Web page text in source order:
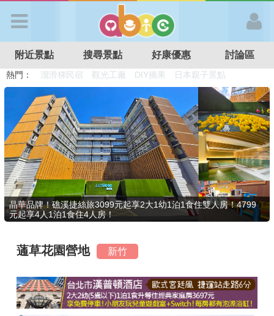
APP登入
首 頁
搜尋景點
好康優惠
最新消息
最新留言
商家合作
附近景點 搜尋景點 好康優惠 討論區
熱門： 溜滑梯民宿 觀光工廠 DIY摘果
日本親子景點
特色遊戲場
親子住房優惠 台北親子餐廳 溫泉泡湯SPA
晶華品牌！礁溪捷絲旅3099元起享2大1幼1泊1食住雙人房！4799
元起享4人1泊1食住4人房！
蓪草花園營地 新竹